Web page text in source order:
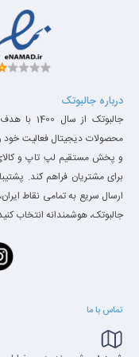
درگاه ها و راه های ارتباطی
دارد. دستگاه دارای دو
درباره جالبوتک
جالبوتک
محصولات دیجیتال فعالیت خود
و پخش مستقیم لپ تاپ و
برای مشتریان فراهم کند.
ارسال سریع به تمامی نقاط
جالبوتک، هوشمندانه انتخاب
تماس با ما